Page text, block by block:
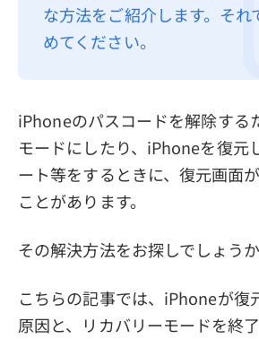
プライバシーポリシー
利用規約
な方法をご紹介します。それ
めてください。
iPhoneのパスコードを解除する
モードにしたり、iPhoneを復元
ート等をするときに、復元画面
ことがあります。
その解決方法をお探しでしょうか
こちらの記事では、iPhoneが復
原因と、リカバリーモードを終